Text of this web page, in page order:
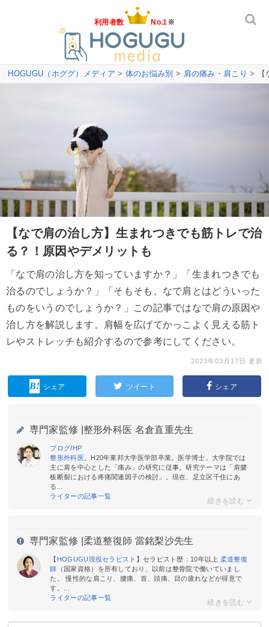
利用者数 No.1 ※
HOGUGU（ホググ）メディア > 体のお悩み別 > 肩の痛み・肩こり > 【
【なで肩の治し方】生まれつきでも筋トレで治
る？！原因やデメリットも
「なで肩の治し方を知っていますか？」「生まれつきでも
治るのでしょうか？」「そもそも、なで肩とはどういった
ものをいうのでしょうか？」この記事ではなで肩の原因や
治し方を解説します。肩幅を広げてかっこよく見える筋ト
レやストレッチも紹介するので参考にしてください。
2023年03月17日 更新
シェア ツイート シェア
専門家監修 | 整形外科医 名倉直重先生
ブログ/HP
整形外科医。H20年東邦大学医学部卒業。医学博士。大学院では
主に肩を中心とした「痛み」の研究に従事。研究テーマは「肩腱
板断裂における疼痛関連因子の検討」。現在、足立区千住にあ
る
ライターの記事一覧
専門家監修 | 柔道整復師 當銘梨沙先生
【 HOGUGU現役セラピスト 】セラピスト歴：10年以上 柔道整復
師 （国家資格）を所有しており、以前は整骨院で働いていまし
た。 慢性的な肩こり、腰痛、首、頭痛、目の疲れなどが得意で
す。...
ライターの記事一覧